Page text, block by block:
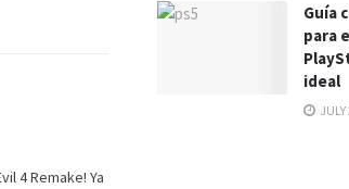
4 Remake! Ya
Guía
para
ideal